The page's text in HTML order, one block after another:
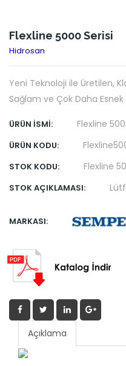
Flexline 5000 Serisi
Hidrosan
Yeni Teknoloji ile Üretilen,
Sağlam ve Çok Daha
ÜRÜN İSMI: Flexline
ÜRÜN KODU:
STOK KODU: Flexline
STOK AÇIKLAMASI:
MARKASI:
Açıklama